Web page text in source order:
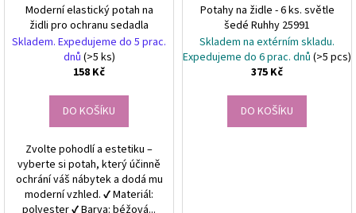
Moderní elastický potah na
židli pro ochranu sedadla
Skladem. Expedujeme do 5 prac.
dnů (>5 ks)
158 Kč
DO KOŠÍKU
Zvolte pohodlí a estetiku –
vyberte si potah, který účinně
ochrání váš nábytek a dodá mu
moderní vzhled. ✔ Materiál:
polyester ✔ Barva: béžová...
Potahy na židle - 6 ks. světle
šedé Ruhhy 25991
Skladem na extérním skladu.
Expedujeme do 6 prac. dnů (>5 pcs)
375 Kč
DO KOŠÍKU